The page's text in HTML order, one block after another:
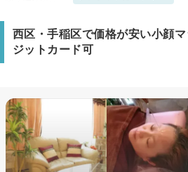
西区・手稲区で価格が安い小顔
ジットカード可